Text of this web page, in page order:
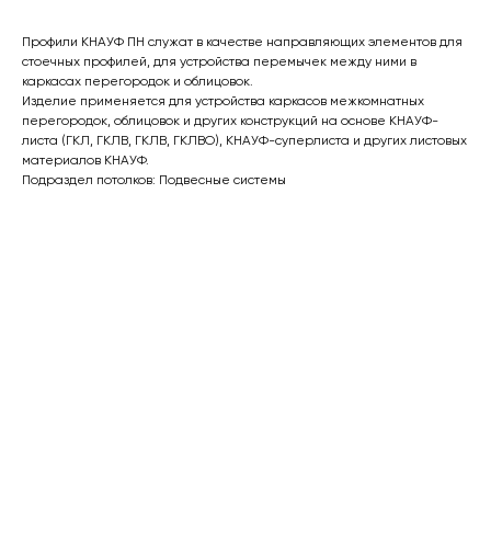
Профили КНАУФ ПН служат в качестве направляющих элементов для
стоечных профилей, для устройства перемычек между ними в
каркасах перегородок и облицовок.
Изделие применяется для устройства каркасов межкомнатных
перегородок, облицовок и других конструкций на основе КНАУФ-
листа (ГКЛ, ГКЛВ, ГКЛВ, ГКЛВО), КНАУФ-суперлиста и других листовых
материалов КНАУФ.
Подраздел потолков: Подвесные системы